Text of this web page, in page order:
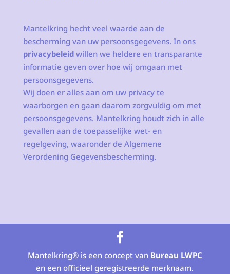
Mantelkring hecht veel waarde aan de
bescherming van uw persoonsgegevens. In ons
privacybeleidwillen we heldere en transparante
informatie geven over hoe wij omgaan met
persoonsgegevens.
Wij doen er alles aan om uw privacy te
waarborgen en gaan daarom zorgvuldig om met
persoonsgegevens. Mantelkring houdt zich in alle
gevallen aan de toepasselijke wet- en
regelgeving, waaronder de Algemene
Verordening Gegevensbescherming.
Mantelkring® is een concept van Bureau LWPC
en een officieel geregistreerde merknaam.